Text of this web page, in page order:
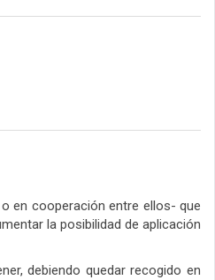
en cooperación entre ellos- que
la posibilidad de aplicación
debiendo quedar recogido en